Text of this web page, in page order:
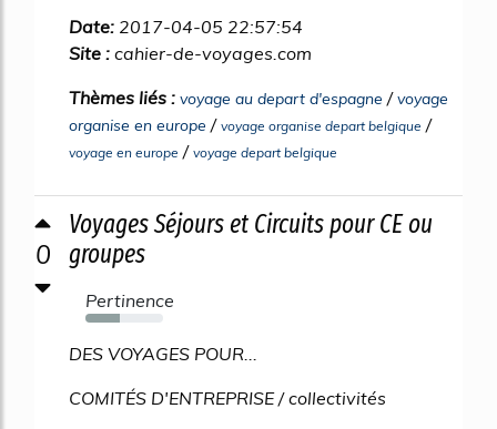
Date: 2017-04-05 22:57:54
Site : cahier-de-voyages.com
Thèmes liés : voyage au depart d'espagne /voyage
organise en europe / voyage organise depart belgique /
voyage en europe / voyage depart belgique
0
Voyages Séjours et Circuits pour CE ou
groupes
Pertinence
44%
DES VOYAGES POUR...
COMITÉS D'ENTREPRISE / collectivités